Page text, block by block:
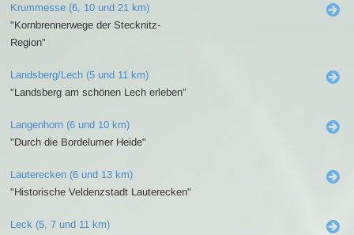
Krummesse (6, 10 und 21 km)
"Kornbrennerwege der Stecknitz-
Region"
Landsberg/Lech (5 und 11 km)
"Landsberg am schönen Lech erleben"
Langenhorn (6 und 10 km)
"Durch die Bordelumer Heide"
Lauterecken (6 und 13 km)
"Historische Veldenzstadt Lauterecken"
Leck (5, 7 und 11 km)